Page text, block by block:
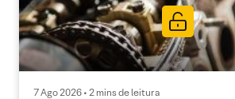
7 Ago 2026 • 2 mins de leitura